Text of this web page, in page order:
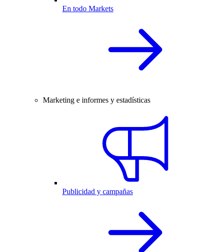
En todo Markets
Marketing e informes y estadísticas
Publicidad y campañas